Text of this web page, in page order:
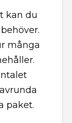
kan du
många
paket.